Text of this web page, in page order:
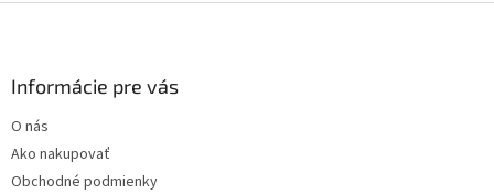
Informácie pre vás
O nás
Ako nakupovať
Obchodné podmienky